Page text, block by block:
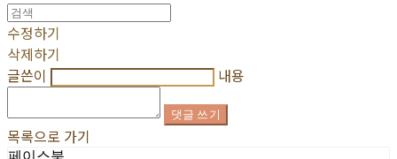
수정하기
삭제하기
글쓴이
내용
댓글 쓰기
목록으로 가기
페이스북